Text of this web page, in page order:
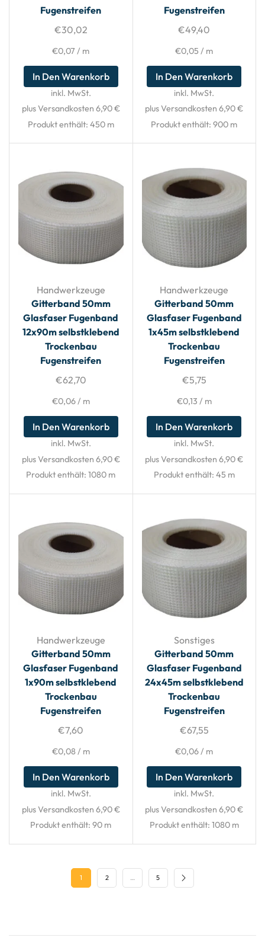
Fugenstreifen
€30,02
€0,07 / m
In Den Warenkorb
inkl. MwSt.
plus Versandkosten 6,90 €
Produkt enthält: 450 m
Fugenstreifen
€49,40
€0,05 / m
In Den Warenkorb
inkl. MwSt.
plus Versandkosten 6,90 €
Produkt enthält: 900 m
Handwerkzeuge
Gitterband 50mm
Glasfaser Fugenband
12x90m selbstklebend
Trockenbau
Fugenstreifen
€62,70
€0,06/ m
In Den Warenkorb
inkl. MwSt.
plus Versandkosten 6,90 €
Produkt enthält: 1080 m
Handwerkzeuge
Gitterband 50mm
Glasfaser Fugenband
1x45m selbstklebend
Trockenbau
Fugenstreifen
€5,75
€0,13 / m
In Den Warenkorb
inkl. MwSt.
plus Versandkosten 6,90 €
Produkt enthält: 45 m
Handwerkzeuge
Gitterband 50mm
Glasfaser Fugenband
1x90m selbstklebend
Trockenbau
Fugenstreifen
€7,60
€0,08/ m
In Den Warenkorb
inkl. MwSt.
plus Versandkosten 6,90 €
Produkt enthält: 90 m
Sonstiges
Gitterband 50mm
Glasfaser Fugenband
24x45m selbstklebend
Trockenbau
Fugenstreifen
€67,55
€0,06/ m
In Den Warenkorb
inkl. MwSt.
plus Versandkosten 6,90 €
Produkt enthält: 1080 m
1 2 … 5